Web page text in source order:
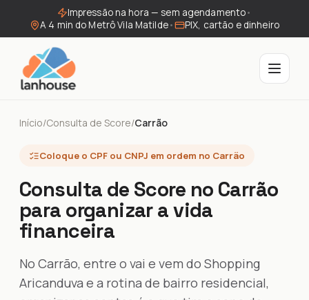
Impressão na hora — sem agendamento•
A 4 min do Metrô Vila Matilde• PIX, cartão e dinheiro
Início/Consulta de Score/Carrão
Coloque o CPF ou CNPJ em ordem no Carrão
Consulta de Score no Carrão
para organizar a vida
financeira
No Carrão, entre o vai e vem do Shopping
Aricanduva e a rotina de bairro residencial,